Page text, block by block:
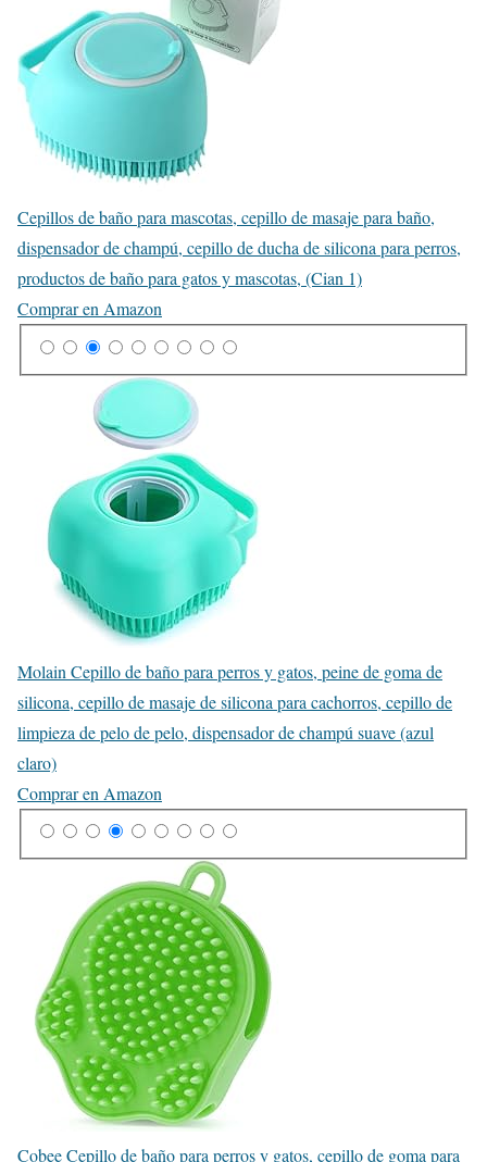
Cepillos de baño para mascotas, cepillo de masaje para baño,
dispensador de champú, cepillo de ducha de silicona para perros,
productos de baño para gatos y mascotas, (Cian 1)
Comprar en Amazon
Molain Cepillo de baño para perros y gatos, peine de goma de
silicona, cepillo de masaje de silicona para cachorros, cepillo de
limpieza de pelo de pelo, dispensador de champú suave (azul
claro)
Comprar en Amazon
Cobee Cepillo de baño para perros y gatos, cepillo de goma para